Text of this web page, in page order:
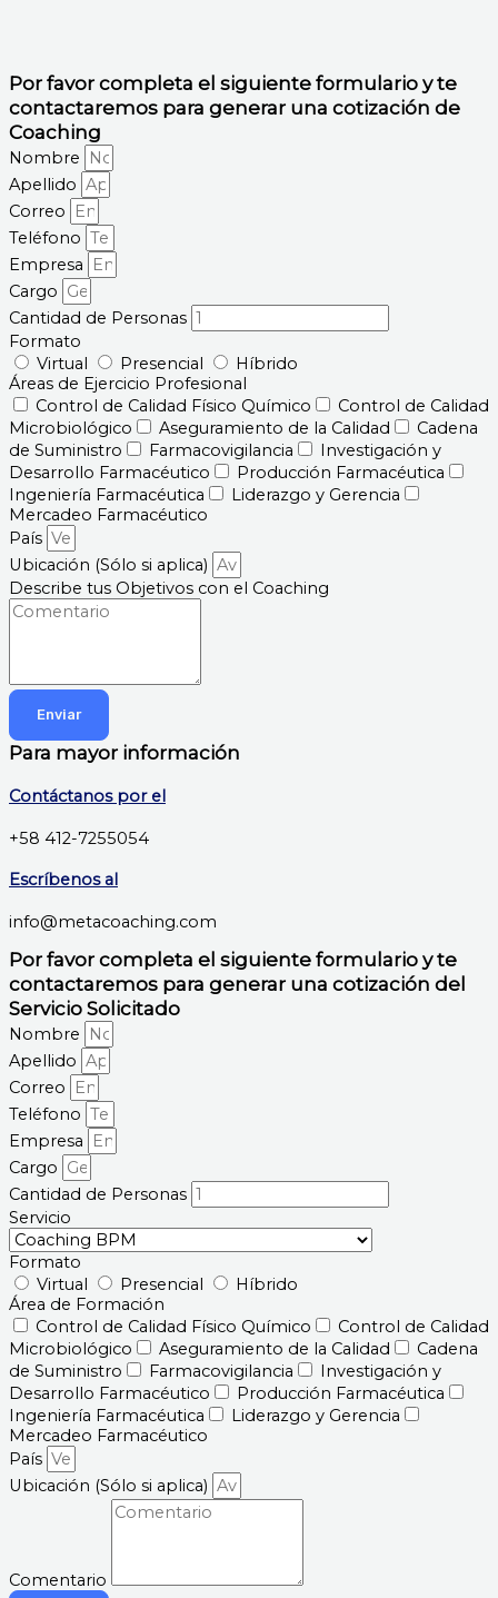
Por favor completa el siguiente formulario y te
contactaremos para generar una cotización de
Coaching
Nombre
Apellido
Correo
Teléfono
Empresa
Cargo
Cantidad de Personas
Formato
Virtual
Presencial
Híbrido
Áreas de Ejercicio Profesional
Control de Calidad Físico Químico
Control de Calidad
Microbiológico
Aseguramiento de la Calidad
Cadena
de Suministro
Farmacovigilancia
Investigación y
Desarrollo Farmacéutico
Producción Farmacéutica
Ingeniería Farmacéutica
Liderazgo y Gerencia
Mercadeo Farmacéutico
País
Ubicación (Sólo si aplica)
Describe tus Objetivos con el Coaching
Enviar
Para mayor información
Contáctanos por el
+58 412-7255054
Escríbenos al
info@metacoaching.com
Por favor completa el siguiente formulario y te
contactaremos para generar una cotización del
Servicio Solicitado
Nombre
Apellido
Correo
Teléfono
Empresa
Cargo
Cantidad de Personas
Servicio
Formato
Virtual
Presencial
Híbrido
Área de Formación
Control de Calidad Físico Químico
Control de Calidad
Microbiológico
Aseguramiento de la Calidad
Cadena
de Suministro
Farmacovigilancia
Investigación y
Desarrollo Farmacéutico
Producción Farmacéutica
Ingeniería Farmacéutica
Liderazgo y Gerencia
Mercadeo Farmacéutico
País
Ubicación (Sólo si aplica)
Comentario